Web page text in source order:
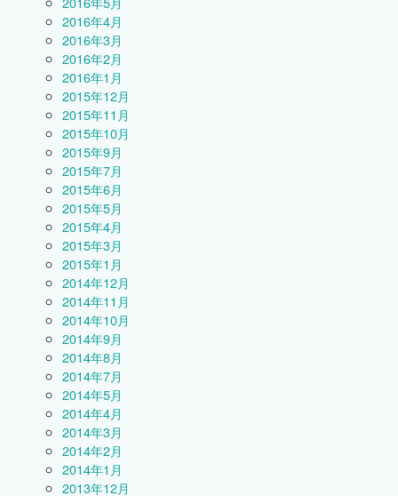
2016年4月
2016年3月
2016年2月
2016年1月
2015年12月
2015年11月
2015年10月
2015年9月
2015年7月
2015年6月
2015年5月
2015年4月
2015年3月
2015年1月
2014年12月
2014年11月
2014年10月
2014年9月
2014年8月
2014年7月
2014年5月
2014年4月
2014年3月
2014年2月
2014年1月
2013年12月